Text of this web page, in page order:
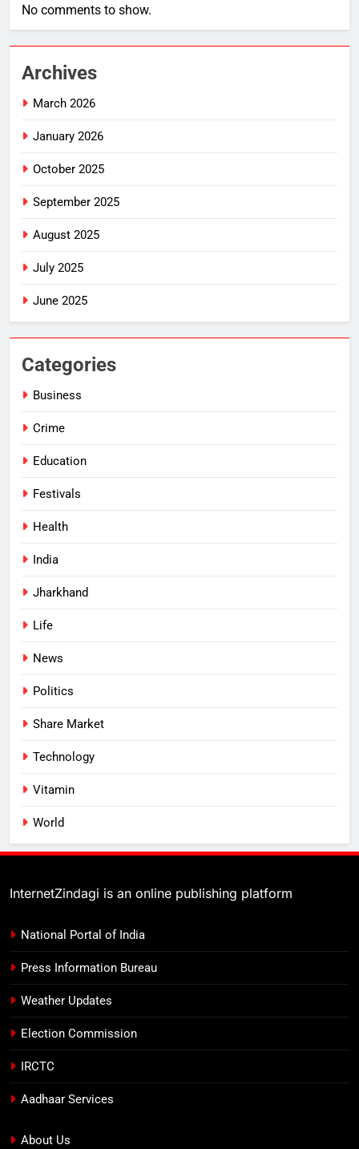
No comments to show.
Archives
March 2026
January 2026
October 2025
September 2025
August 2025
July 2025
June 2025
Categories
Business
Crime
Education
Festivals
Health
India
Jharkhand
Life
News
Politics
Share Market
Technology
Vitamin
World
InternetZindagi is an online publishing platform
National Portal of India
Press Information Bureau
Weather Updates
Election Commission
IRCTC
Aadhaar Services
About Us